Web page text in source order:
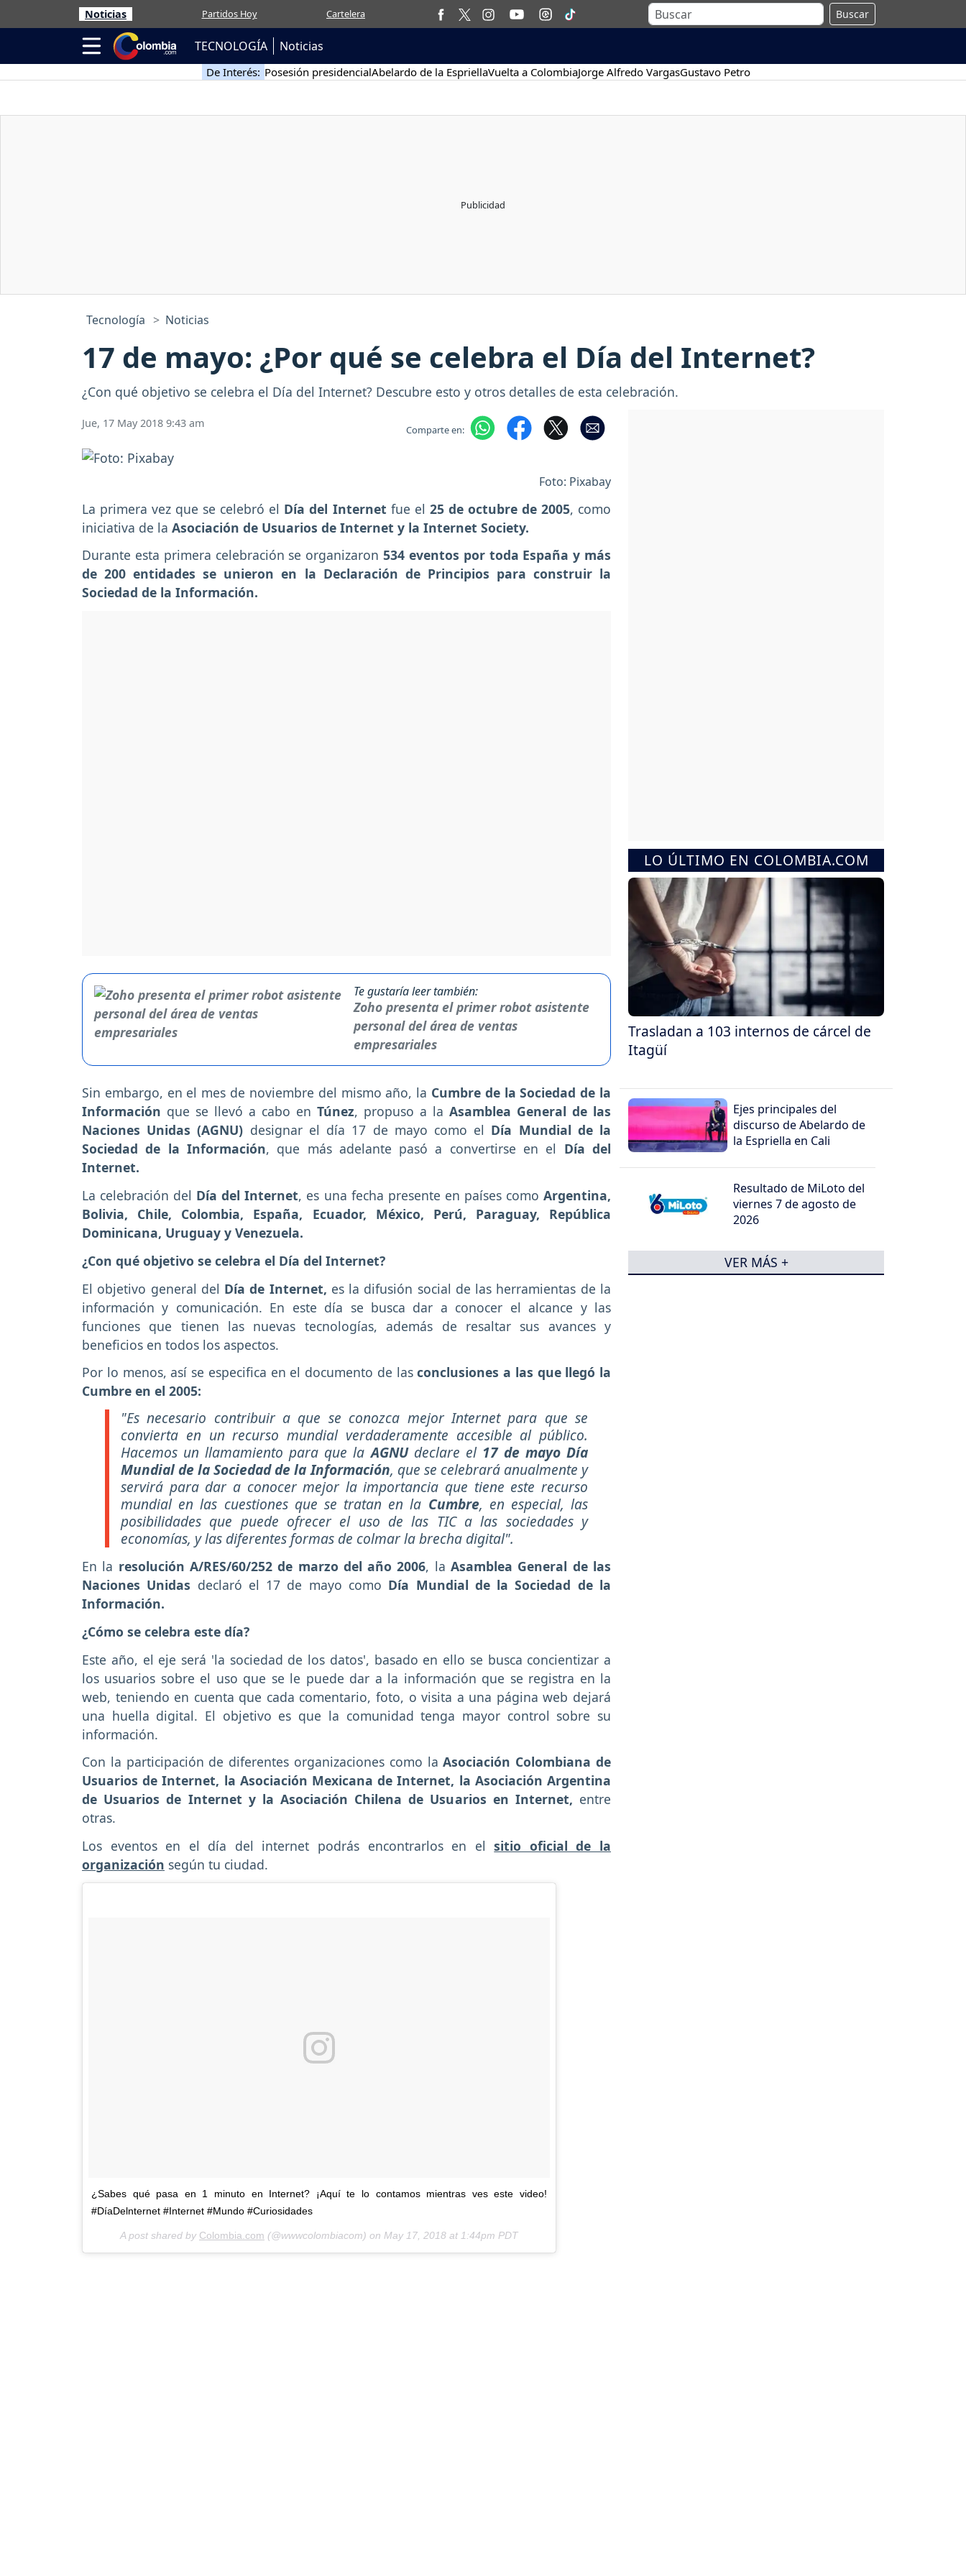
Noticias Partidos Hoy Cartelera Buscar
TECNOLOGÍA Noticias
De Interés: Posesión presidencialAbelardo de la EspriellaVuelta a ColombiaJorge Alfredo VargasGustavo Petro
Tecnología Noticias
17 de mayo: ¿Por qué se celebra el Día del Internet?
¿Con qué objetivo se celebra el Día del Internet? Descubre esto y otros detalles de esta celebración.
Jue, 17 May 2018 9:43 am Comparte en:
Foto: Pixabay
La primera vez que se celebró el Día del Internet fue el 25 de octubre de 2005, como
iniciativa de la Asociación de Usuarios de Internet y la Internet Society.
Durante esta primera celebración se organizaron 534 eventos por toda España y más
de 200 entidades se unieron en la Declaración de Principios para construir la
Sociedad de la Información.
Te gustaría leer también:
Zoho presenta el primer robot asistente
personal del área de ventas
empresariales
Sin embargo, en el mes de noviembre del mismo año, la Cumbre de la Sociedad de la
Información que se llevó a cabo en Túnez, propuso a la Asamblea General de las
Naciones Unidas (AGNU) designar el día 17 de mayo como el Día Mundial de la
Sociedad de la Información, que más adelante pasó a convertirse en el Día del
Internet.
La celebración del Día del Internet, es una fecha presente en países comoArgentina,
Bolivia, Chile, Colombia, España, Ecuador, México, Perú, Paraguay, República
Dominicana, Uruguay y Venezuela.
¿Con qué objetivo se celebra el Día del Internet?
El objetivo general del Día de Internet, es la difusión social de las herramientas de la
información y comunicación. En este día se busca dar a conocer el alcance y las
funciones que tienen las nuevas tecnologías, además de resaltar sus avances y
beneficios en todos los aspectos.
Por lo menos, así se especifica en el documento de lasconclusiones a las que llegó la
Cumbre en el 2005:
"Es necesario contribuir a que se conozca mejor Internet para que se
convierta en un recurso mundial verdaderamente accesible al público.
Hacemos un llamamiento para que laAGNU declare el 17 de mayo Día
Mundial de la Sociedad de la Información, que se celebrará anualmente y
servirá para dar a conocer mejor la importancia que tiene este recurso
mundial en las cuestiones que se tratan en la Cumbre, en especial, las
posibilidades que puede ofrecer el uso de las TIC a las sociedades y
economías, y las diferentes formas de colmar la brecha digital".
En la resolución A/RES/60/252 de marzo del año 2006, laAsamblea General de las
Naciones Unidas declaró el 17 de mayo como Día Mundial de la Sociedad de la
Información.
¿Cómo se celebra este día?
Este año, el eje será 'la sociedad de los datos', basado en ello se busca concientizar a
los usuarios sobre el uso que se le puede dar a la información que se registra en la
web, teniendo en cuenta que cada comentario, foto, o visita a una página web dejará
una huella digital. El objetivo es que la comunidad tenga mayor control sobre su
información.
Con la participación de diferentes organizaciones como laAsociación Colombiana de
Usuarios de Internet, la Asociación Mexicana de Internet, la Asociación Argentina
de Usuarios de Internet y la Asociación Chilena de Usuarios en Internet, entre
otras.
Los eventos en el día del internet podrás encontrarlos en elsitio oficial de la
organización según tu ciudad.
¿Sabes qué pasa en 1 minuto en Internet? ¡Aquí te lo contamos mientras ves este video!
#DíaDelnternet #Internet #Mundo #Curiosidades
A post shared by Colombia.com (@wwwcolombiacom) on May 17, 2018 at 1:44pm PDT
LO ÚLTIMO EN COLOMBIA.COM
Trasladan a 103 internos de cárcel de
Itagüí
Ejes principales del
discurso de Abelardo de
la Espriella en Cali
Resultado de MiLoto del
viernes 7 de agosto de
2026
VER MÁS +